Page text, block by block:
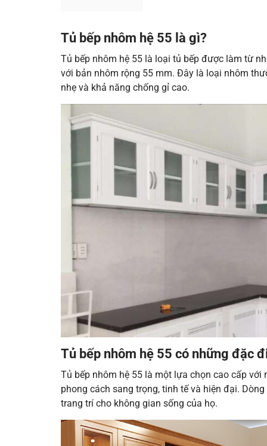
Tủ bếp nhôm hệ 55 là gì?
Tủ bếp nhôm hệ 55 là loại tủ bếp được làm từ
với bản nhôm rộng 55 mm. Đây là loại nhôm
nhẹ và khả năng chống gỉ cao.
Tủ bếp nhôm hệ 55 có những đặc
Tủ bếp nhôm hệ 55 là một lựa chọn cao cấp
phong cách sang trọng, tinh tế và hiện đại.
trang trí cho không gian sống của họ.